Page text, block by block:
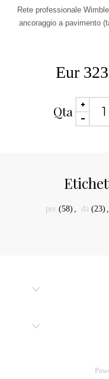
Rete professionale
ancoraggio a pavimento
Eur
Qta
per (58) , da (23) ,